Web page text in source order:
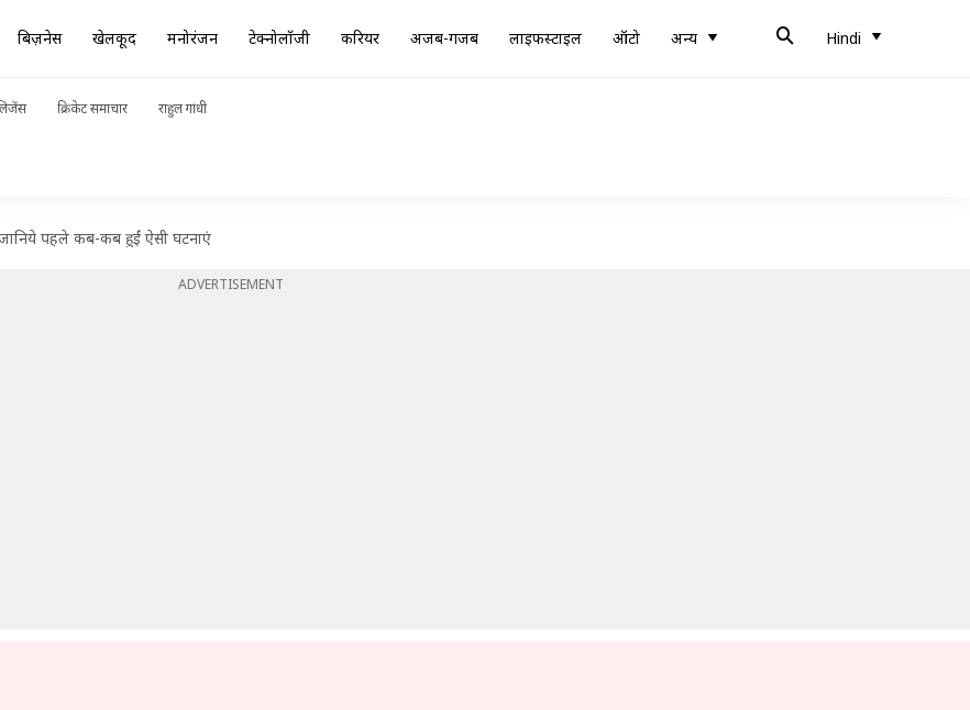
बिज़नेस खेलकूद मनोरंजन टेक्नोलॉजी करियर अजब-गजब लाइफस्टाइल ऑटो अन्य Hindi
क्रिकेट समाचार राहुल गांधी
पहले कब-कब हुईं ऐसी घटनाएं
ADVERTISEMENT